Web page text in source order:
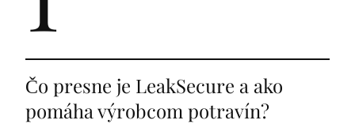
Čo presne je LeakSecure a ako
pomáha výrobcom potravín?